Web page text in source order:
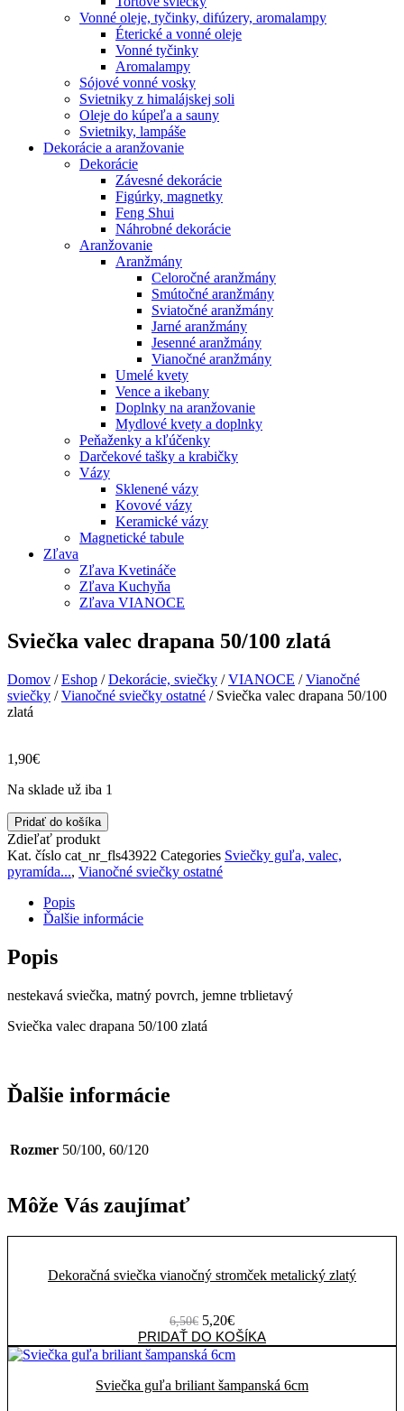
Vonné oleje, tyčinky, difúzery, aromalampy
Éterické a vonné oleje
Vonné tyčinky
Aromalampy
Sójové vonné vosky
Svietniky z himalájskej soli
Oleje do kúpeľa a sauny
Svietniky, lampáše
Dekorácie a aranžovanie
Dekorácie
Závesné dekorácie
Figúrky, magnetky
Feng Shui
Náhrobné dekorácie
Aranžovanie
Aranžmány
Celoročné aranžmány
Smútočné aranžmány
Sviatočné aranžmány
Jarné aranžmány
Jesenné aranžmány
Vianočné aranžmány
Umelé kvety
Vence a ikebany
Doplnky na aranžovanie
Mydlové kvety a doplnky
Peňaženky a kľúčenky
Darčekové tašky a krabičky
Vázy
Sklenené vázy
Kovové vázy
Keramické vázy
Magnetické tabule
Zľava
Zľava Kvetináče
Zľava Kuchyňa
Zľava VIANOCE
Sviečka valec drapana 50/100 zlatá
Domov /Eshop /Dekorácie, sviečky /VIANOCE /Vianočné
sviečky /Vianočné sviečky ostatné / Sviečka valec drapana 50/100
zlatá
1,90€
Na sklade už iba 1
množstvo
Sviečka
valec
drapana
50/100
zlatá
Pridať do košíka
Zdieľať produkt
Kat. číslo cat_nr_fls43922 Categories Sviečky guľa, valec,
pyramída..., Vianočné sviečky ostatné
Popis
Ďalšie informácie
Popis
nestekavá sviečka, matný povrch, jemne trblietavý
Sviečka valec drapana 50/100 zlatá
Ďalšie informácie
Rozmer 50/100, 60/120
Môže Vás zaujímať
Dekoračná sviečka vianočný stromček metalický zlatý
6,50€ Pôvodná
cena
bola:
5,20€Aktuálna
cena
je:
množstvo
Dekoračná
vianočný
PRIDAŤ DO KOŠÍKA
Sviečka guľa briliant šampanská 6cm